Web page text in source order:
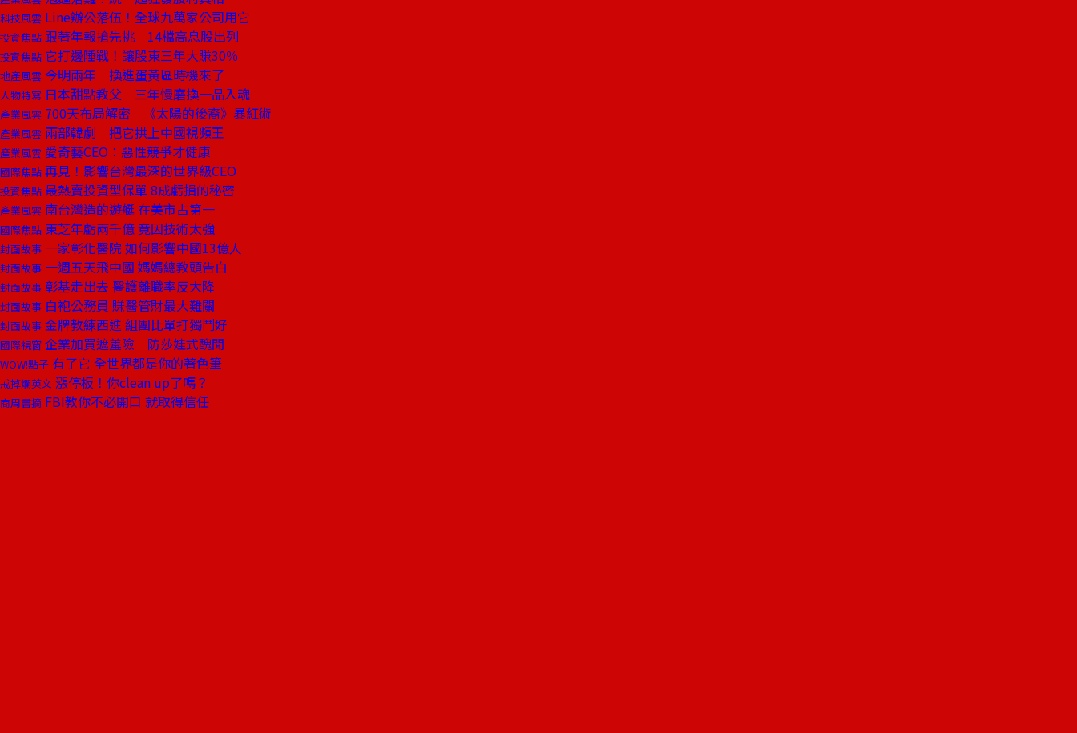
科技風雲 Line辦公落伍！全球九萬家公司用它
投資焦點 跟著年報搶先挑 14檔高息股出列
投資焦點 它打邊陲戰！讓股東三年大賺30％
地產風雲 今明兩年 換進蛋黃區時機來了
人物特寫 日本甜點教父 三年慢磨換一品入魂
產業風雲 700天布局解密 《太陽的後裔》暴紅術
產業風雲 兩部韓劇 把它拱上中國視頻王
產業風雲 愛奇藝CEO：惡性競爭才健康
國際焦點 再見！影響台灣最深的世界級CEO
投資焦點 最熱賣投資型保單 8成虧損的秘密
產業風雲 南台灣造的遊艇 在美市占第一
國際焦點 東芝年虧兩千億 竟因技術太強
封面故事 一家彰化醫院 如何影響中國13億人
封面故事 一週五天飛中國 媽媽總教頭告白
封面故事 彰基走出去 醫護離職率反大降
封面故事 白袍公務員 賺醫管財最大難關
封面故事 金牌教練西進 組團比單打獨鬥好
國際視窗 企業加買遮羞險 防莎娃式醜聞
WOW!點子 有了它 全世界都是你的著色筆
戒掉爛英文 漲停板！你clean up了嗎？
商周書摘 FBI教你不必開口 就取得信任